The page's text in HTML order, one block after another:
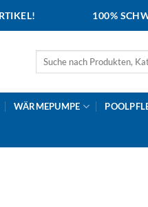
100%
Suche
WÄRMEPUMPE